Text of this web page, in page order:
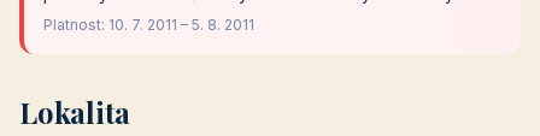
Platnost: 10. 7. 2011 – 5. 8. 2011
Lokalita